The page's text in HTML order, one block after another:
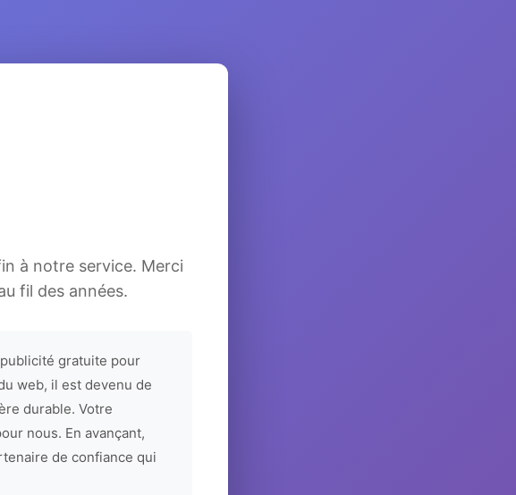
à notre service. Merci
fil des années.
gratuite pour
web, il est devenu de
durable. Votre
nous. En avançant,
de confiance qui